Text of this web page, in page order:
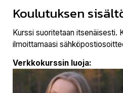
Koulutuksen
Kurssi suoritetaan itsenäisesti.
ilmoittamaasi
Verkkokurssin luoja: